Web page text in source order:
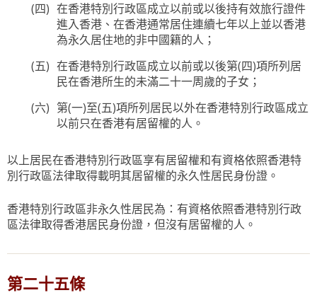
在香港特別行政區成立以前或以後持有效旅行證件
進入香港、在香港通常居住連續七年以上並以香港
為永久居住地的非中國籍的人；
在香港特別行政區成立以前或以後第(四)項所列居
民在香港所生的未滿二十一周歲的子女；
第(一)至(五)項所列居民以外在香港特別行政區成立
以前只在香港有居留權的人。
以上居民在香港特別行政區享有居留權和有資格依照香港特
別行政區法律取得載明其居留權的永久性居民身份證。
香港特別行政區非永久性居民為：有資格依照香港特別行政
區法律取得香港居民身份證，但沒有居留權的人。
第二十五條